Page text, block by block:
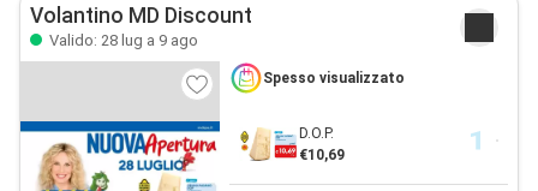
Volantino MD Discount
Valido: 28 lug a 9 ago
Spesso visualizzato
D.O.P.
€10,69